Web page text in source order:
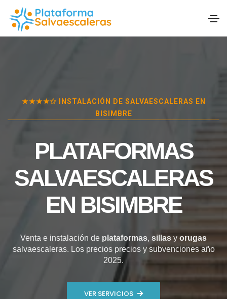
★★★★✩ INSTALACIÓN DE SALVAESCALERAS EN
BISIMBRE
PLATAFORMAS
SALVAESCALERAS
EN BISIMBRE
Venta e instalación de plataformas, sillas y orugas
salvaescaleras. Los precios precios y subvenciones año
2025.
VER SERVICIOS